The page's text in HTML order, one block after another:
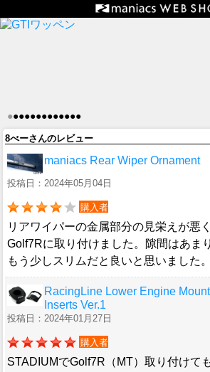
●●●●●●●●●●●●●
8べーさんのレビュー
maniacs Rear Wiper Ornament
投稿日：2024年05月04日
購入者
リアワイパーの金属部分の見栄えが悪
Golf7Rに取り付けました。隙間はあま
もう少しスリムだと良いと思いました。
RacingLine Lower Engine
Inserts Ver.1
投稿日：2024年01月27日
購入者
STADIUMでGolf7R（MT）取り付けて